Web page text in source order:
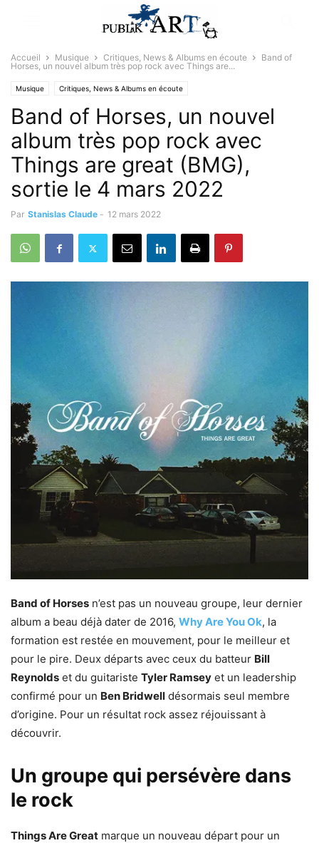
Accueil Musique Critiques, News & Albums en écoute
Band of
Horses, un nouvel album très pop rock avec Things are...
Musique Critiques, News & Albums en écoute
Band of Horses, un nouvel
album très pop rock avec
Things are great (BMG),
sortie le 4 mars 2022
Par Stanislas Claude - 12 mars 2022
Band of Horses n’est pas un nouveau groupe, leur dernier
album a beau déjà dater de 2016, Why Are You Ok, la
formation est restée en mouvement, pour le meilleur et
pour le pire. Deux départs avec ceux du batteur Bill
Reynolds et du guitariste Tyler Ramsey et un leadership
confirmé pour un Ben Bridwell désormais seul membre
d’origine. Pour un résultat rock assez réjouissant à
découvrir.
Un groupe qui persévère dans
le rock
Things Are Great marque un nouveau départ pour un